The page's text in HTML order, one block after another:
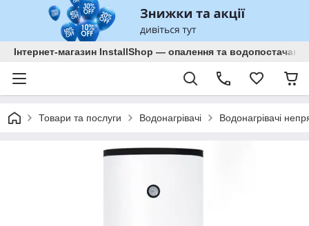
Інтернет-магазин InstallShop — опалення та водопостачання
Товари та послуги Водонагрівачі Водонагрівачі